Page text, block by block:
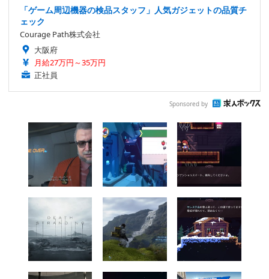
「ゲーム周辺機器の検品スタッフ」人気ガジェットの品質チ
ェック
Courage Path株式会社
大阪府
月給27万円～35万円
正社員
Sponsored by